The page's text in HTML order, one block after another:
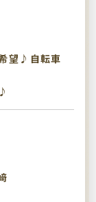
望♪自転車